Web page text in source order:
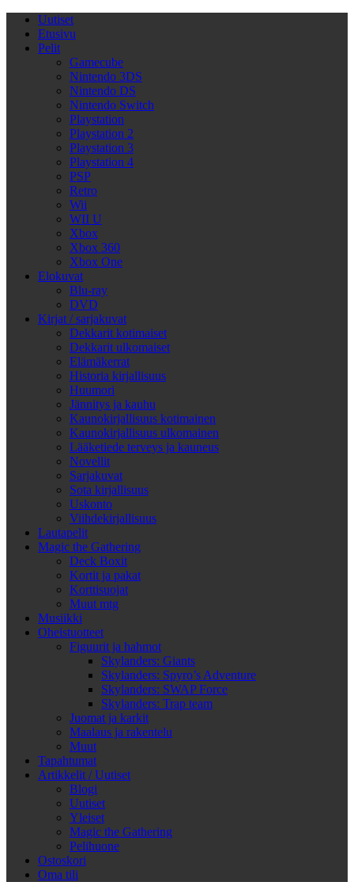
Uutiset
Etusivu
Pelit
Gamecube
Nintendo 3DS
Nintendo DS
Nintendo Switch
Playstation
Playstation 2
Playstation 3
Playstation 4
PSP
Retro
Wii
WII U
Xbox
Xbox 360
Xbox One
Elokuvat
Blu-ray
DVD
Kirjat / sarjakuvat
Dekkarit kotimaiset
Dekkarit ulkomaiset
Elämäkerrat
Historia kirjallisuus
Huumori
Jännitys ja kauhu
Kaunokirjallisuus kotimainen
Kaunokirjallisuus ulkomainen
Lääketiede terveys ja kauneus
Novellit
Sarjakuvat
Sota kirjallisuus
Uskonto
Viihdekirjallisuus
Lautapelit
Magic the Gathering
Deck Boxit
Kortit ja pakat
Korttisuojat
Muut mtg
Musiikki
Oheistuotteet
Figuurit ja hahmot
Skylanders: Giants
Skylanders: Spyro’s Adventure
Skylanders: SWAP Force
Skylanders: Trap team
Juomat ja karkit
Maalaus ja rakentelu
Muut
Tapahtumat
Artikkelit / Uutiset
Blogi
Uutiset
Yleiset
Magic the Gathering
Pelihuone
Ostoskori
Oma tili